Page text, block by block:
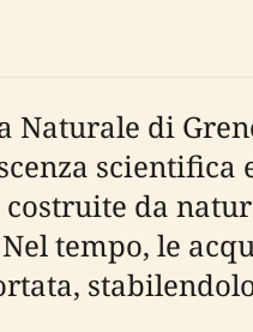
Naturale di
da
tempo, le